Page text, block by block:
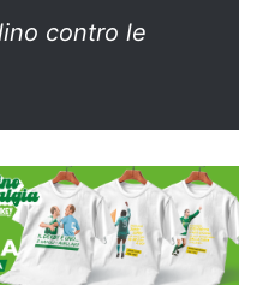
contro le